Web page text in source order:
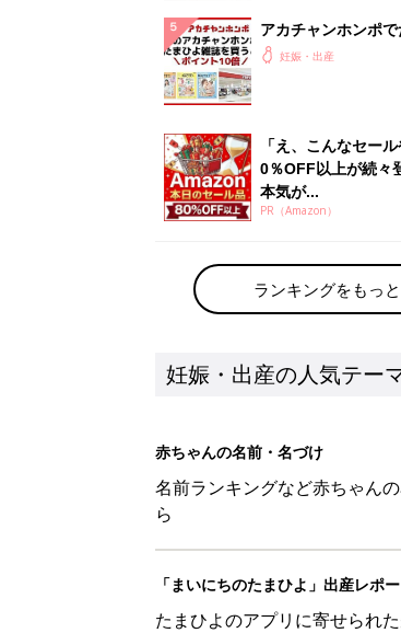
アカチャンホンポ
うとポイント10倍【
妊娠・出産
「え、こんなセー
0％OFF以上が続々
本気が...
PR（Amazon）
ランキングをもっ
妊娠・出産の人気テー
赤ちゃんの名前・名づけ
名前ランキングなど赤ちゃん
ら
「まいにちのたまひよ」出産レポ
たまひよのアプリに寄せられ